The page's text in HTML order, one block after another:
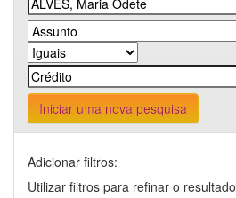
Iniciar uma nova pesquisa
Adicionar filtros:
Utilizar filtros para refinar o